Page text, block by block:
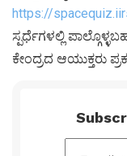
https://
ಸ್ಪರ್ಧೆಗಳಲ್ಲಿ
ಕೇಂದ್ರದ ಆಯುಕ್ತರು